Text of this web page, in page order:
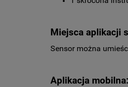
Miejsca aplikacji
Sensor można
Aplikacja mobilna: